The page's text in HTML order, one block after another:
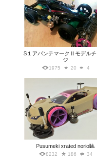
S１アバンテマークⅡモデルチ
ジ
1975 20 4
Pusumeki xrated norio🎱
8232 186 34